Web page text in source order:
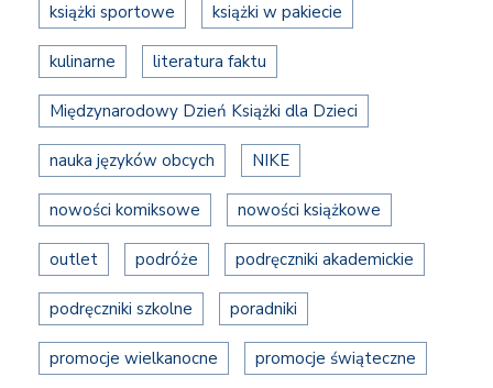
książki sportowe książki w pakiecie
kulinarne literatura faktu
Międzynarodowy Dzień Książki dla Dzieci
nauka języków obcych NIKE
nowości komiksowe nowości książkowe
outlet podróże podręczniki akademickie
podręczniki szkolne poradniki
promocje wielkanocne promocje świąteczne